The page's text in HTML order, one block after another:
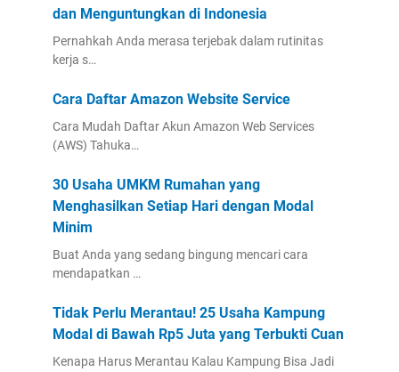
dan Menguntungkan di Indonesia
Pernahkah Anda merasa terjebak dalam rutinitas
kerja s…
Cara Daftar Amazon Website Service
Cara Mudah Daftar Akun Amazon Web Services
(AWS) Tahuka…
30 Usaha UMKM Rumahan yang
Menghasilkan Setiap Hari dengan Modal
Minim
Buat Anda yang sedang bingung mencari cara
mendapatkan …
Tidak Perlu Merantau! 25 Usaha Kampung
Modal di Bawah Rp5 Juta yang Terbukti Cuan
Kenapa Harus Merantau Kalau Kampung Bisa Jadi